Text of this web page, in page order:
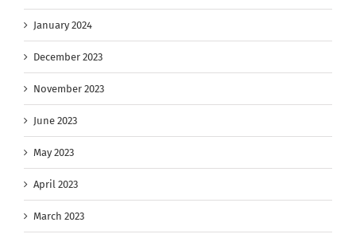
January 2024
December 2023
November 2023
June 2023
May 2023
April 2023
March 2023